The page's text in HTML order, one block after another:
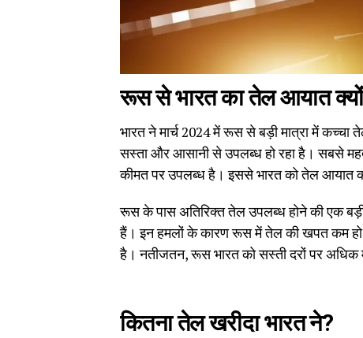
रूस से भारत का तेल आयात क्यों
भारत ने मार्च 2024 में रूस से बड़ी मात्रा में
सस्ता और आसानी से उपलब्ध हो रहा है। सबसे
कीमत पर उपलब्ध है। इससे भारत को तेल आयात
रूस के पास अतिरिक्त तेल उपलब्ध होने की एक
हैं। इन हमलों के कारण रूस में तेल की खपत कम हो
है। नतीजतन, रूस भारत को सस्ती दरों पर अधिक
कितना तेल खरीदा भारत ने?